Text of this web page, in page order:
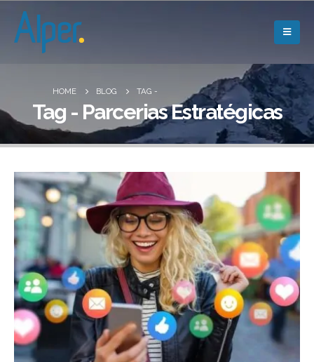
HOME BLOG TAG -
Tag - Parcerias Estratégicas